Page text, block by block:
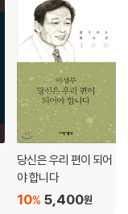
당신은 우리 편이 되어
야 합니다
5,400원
10%